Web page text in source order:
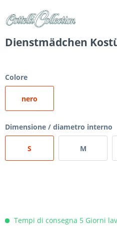
Dienstmädchen
Colore
nero
Dimensione / diametro interno
S M
Tempi di consegna 5 Giorni